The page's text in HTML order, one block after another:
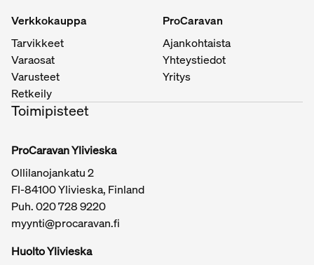
Verkkokauppa
Tarvikkeet
Varaosat
Varusteet
Retkeily
ProCaravan
Ajankohtaista
Yhteystiedot
Yritys
Toimipisteet
ProCaravan Ylivieska
Ollilanojankatu 2
FI-84100 Ylivieska, Finland
Puh.020 728 9220
myynti@procaravan.fi
Huolto Ylivieska